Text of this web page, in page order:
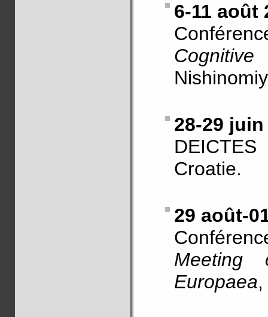
6-11 août
28-29 juin
Croatie.
29 août-
Meeting
Europaea